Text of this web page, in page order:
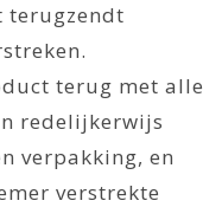
terugzendt
terug met alle
redelijkerwijs
verpakking, en
verstrekte